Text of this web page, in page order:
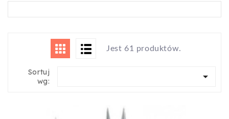
Jest 61 produktów.
Sortuj
wg:
